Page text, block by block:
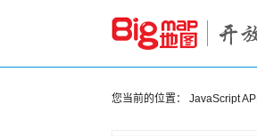
您当前的位置： JavaScript API